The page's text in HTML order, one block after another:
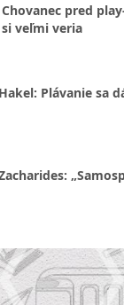
Chovanec pred
veľmi veria
Plávanie sa